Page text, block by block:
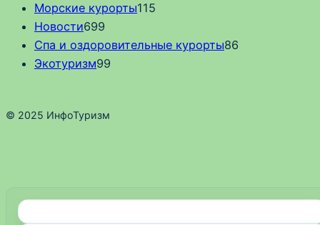
Морские курорты115
Новости699
Спа и оздоровительные курорты86
Экотуризм99
© 2025 ИнфоТуризм